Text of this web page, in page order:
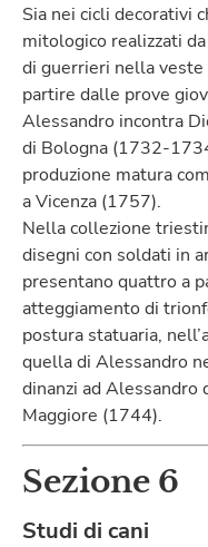
Sia nei cicli decorativi
mitologico realizzati
di guerrieri nella
partire dalle prove
Alessandro incontra
di Bologna (1732-
produzione matura
a Vicenza (1757).
Nella collezione
disegni con soldati in
presentano quattro a
atteggiamento di
postura statuaria,
quella di Alessandro
dinanzi ad Alessandro
Maggiore (1744).
Sezione 6
Studi di cani